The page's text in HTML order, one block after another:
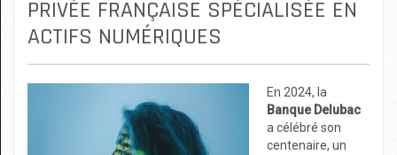
PRIVÉE FRANÇAISE SPÉCIALISÉE EN
ACTIFS NUMÉRIQUES
En 2024, la
Banque Delubac
a célébré son
centenaire, un